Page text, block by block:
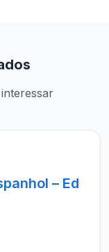
– Ed